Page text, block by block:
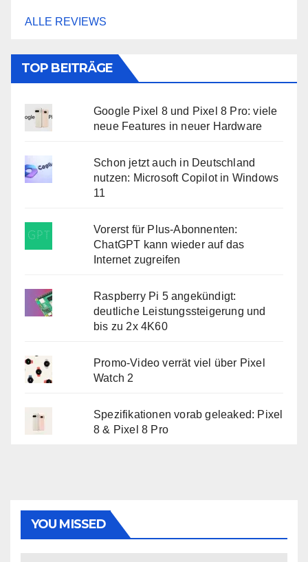
ALLE REVIEWS
TOP BEITRÄGE
Google Pixel 8 und Pixel 8 Pro: viele
neue Features in neuer Hardware
Schon jetzt auch in Deutschland
nutzen: Microsoft Copilot in Windows
11
Vorerst für Plus-Abonnenten:
ChatGPT kann wieder auf das
Internet zugreifen
Raspberry Pi 5 angekündigt:
deutliche Leistungssteigerung und
bis zu 2x 4K60
Promo-Video verrät viel über Pixel
Watch 2
Spezifikationen vorab geleaked: Pixel
8 & Pixel 8 Pro
YOU MISSED